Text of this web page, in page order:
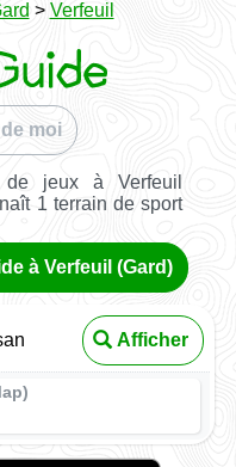
> Verfeuil
moi
jeux à Verfeuil
1 terrain de sport
à Verfeuil (Gard)
Afficher